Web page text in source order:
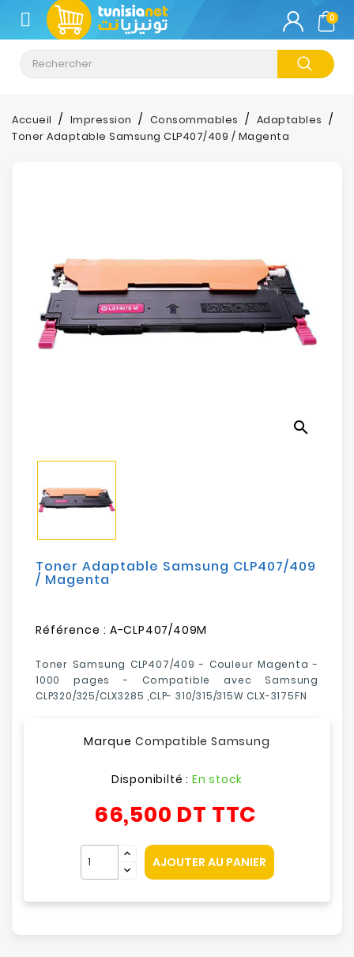
CATÉGORIE
Climatisation
Informatique
Stockage
Son-
Photos
0
Accueil Impression Consommables
Adaptables
Toner Adaptable Samsung CLP407/409 / Magenta
search
Toner Adaptable Samsung CLP407/409
/ Magenta
Référence : A-CLP407/409M
Toner Samsung CLP407/409 - Couleur Magenta-
1000 pages
- Compatible avec Samsung
CLP320/325/CLX3285 ,CLP- 310/315/315W CLX-3175FN
Marque Compatible Samsung
Disponibilté : En stock
66,500 DT TTC
AJOUTER AU PANIER